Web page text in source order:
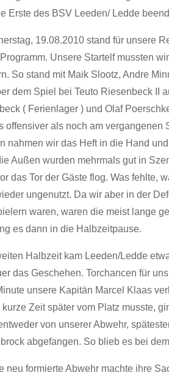
Erste des BSV Leeden/ Ledde
19.08.2010 stand für unsere
Unsere Startelf mussten
So stand mit Maik Slootz, Andre
dem Spiel bei Teuto Riesenbeck II
( Ferienlager ) und Olaf
offensiver als noch am vergangenen
nahmen wir das Heft in die Hand
Außen wurden mehrmals gut in
das Tor der Gäste flog. Was fehlte,
ungenutzt. Da wir aber in der
waren, waren die meist lange
es dann in die Halbzeitpause.
Halbzeit kam Leeden/Ledde
das Geschehen. Torchancen für
unsere Kapitän Marcel Klaas
kurze Zeit später vom Platz musste,
von unserer Abwehr,
abgefangen. So blieb es bei
neu formierte Abwehr machte ihre